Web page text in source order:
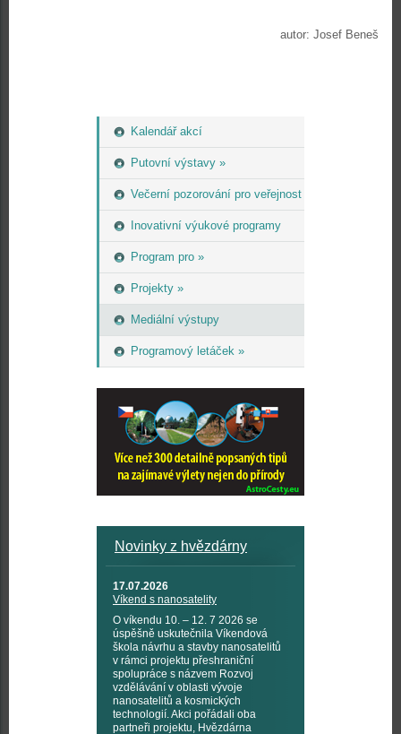
Kalendář akcí
Putovní výstavy »
Večerní pozorování pro veřejnost
Inovativní výukové programy
Program pro »
Projekty »
Mediální výstupy
Programový letáček »
Novinky z hvězdárny
17.07.2026
Víkend s nanosatelity
O víkendu 10. – 12. 7 2026 se
úspěšně uskutečnila Víkendová
škola návrhu a stavby nanosatelitů
v rámci projektu přeshraniční
spolupráce s názvem Rozvoj
vzdělávání v oblasti vývoje
nanosatelitů a kosmických
technologií. Akci pořádali oba
partneři projektu, Hvězdárna
autor: Josef Beneš